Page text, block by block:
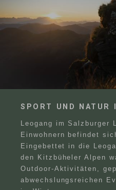
SPORT UND NATUR
Leogang im Salzburger
Einwohnern befindet
Eingebettet in die
den Kitzbüheler Alpen
Outdoor-Aktivitäten,
abwechslungsreichen